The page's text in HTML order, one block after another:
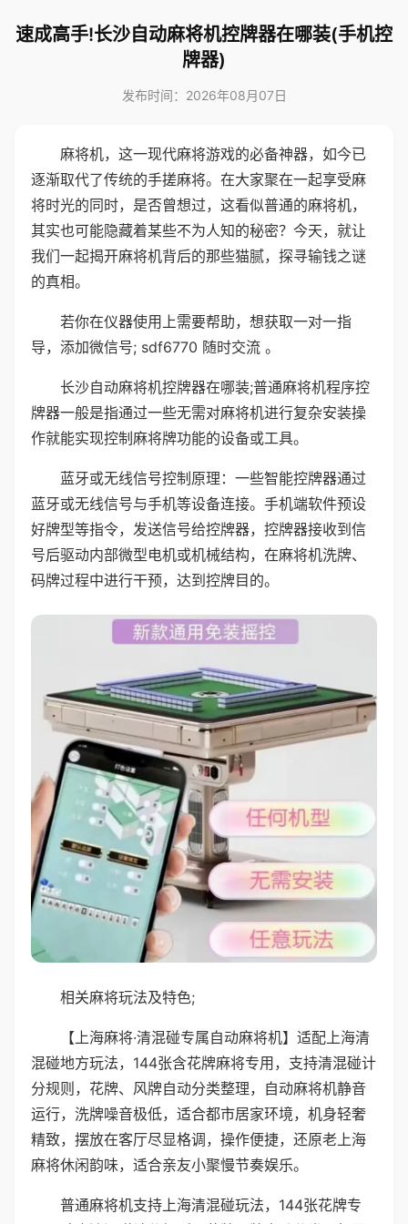
速成高手!长沙自动麻将机控牌器在哪装(手机控
牌器)
发布时间：2026年08月07日
麻将机，这一现代麻将游戏的必备神器，如今已
逐渐取代了传统的手搓麻将。在大家聚在一起享受麻
将时光的同时，是否曾想过，这看似普通的麻将机，
其实也可能隐藏着某些不为人知的秘密？今天，就让
我们一起揭开麻将机背后的那些猫腻，探寻输钱之谜
的真相。
若你在仪器使用上需要帮助，想获取一对一指
导，添加微信号; sdf6770 随时交流 。
长沙自动麻将机控牌器在哪装;普通麻将机程序控
牌器一般是指通过一些无需对麻将机进行复杂安装操
作就能实现控制麻将牌功能的设备或工具。
蓝牙或无线信号控制原理：一些智能控牌器通过
蓝牙或无线信号与手机等设备连接。手机端软件预设
好牌型等指令，发送信号给控牌器，控牌器接收到信
号后驱动内部微型电机或机械结构，在麻将机洗牌、
码牌过程中进行干预，达到控牌目的。
相关麻将玩法及特色;
【上海麻将·清混碰专属自动麻将机】适配上海清
混碰地方玩法，144张含花牌麻将专用，支持清混碰计
分规则，花牌、风牌自动分类整理，自动麻将机静音
运行，洗牌噪音极低，适合都市居家环境，机身轻奢
精致，摆放在客厅尽显格调，操作便捷，还原老上海
麻将休闲韵味，适合亲友小聚慢节奏娱乐。
普通麻将机支持上海清混碰玩法，144张花牌专